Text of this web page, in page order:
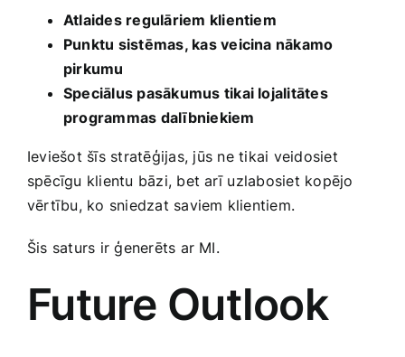
Atlaides regulāriem klientiem
Punktu sistēmas, kas veicina nākamo
pirkumu
Speciālus pasākumus tikai lojalitātes ​
programmas dalībniekiem
Ieviešot šīs stratēģijas, ⁤jūs ne tikai veidosiet
spēcīgu klientu ‍bāzi, bet arī⁢ uzlabosiet kopējo
vērtību, ko sniedzat saviem klientiem.
Šis saturs ir ģenerēts ar MI.
Future Outlook